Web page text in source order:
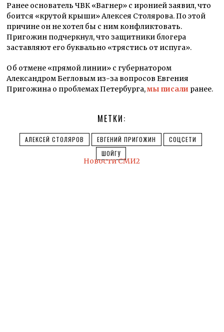
Ранее основатель ЧВК «Вагнер» с иронией заявил, что
боится «крутой крыши» Алексея Столярова. По этой
причине он не хотел бы с ним конфликтовать.
Пригожин подчеркнул, что защитники блогера
заставляют его буквально «трястись от испуга».
Об отмене «прямой линии» с губернатором
Александром Бегловым из-за вопросов Евгения
Пригожина о проблемах Петербурга,мы писали ранее.
МЕТКИ:
АЛЕКСЕЙ СТОЛЯРОВ ЕВГЕНИЙ ПРИГОЖИН
СОЦСЕТИ
ШОЙГУ
Новости СМИ2